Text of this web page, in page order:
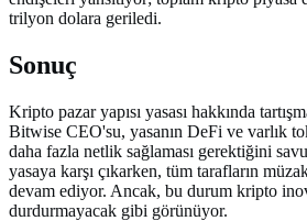
trilyon dolara geriledi.
Sonuç
Kripto pazar yapısı yasası hakkında
Bitwise CEO'su, yasanın DeFi ve varlık
daha fazla netlik sağlaması gerektiğini
yasaya karşı çıkarken, tüm tarafların
devam ediyor. Ancak, bu durum kripto
durdurmayacak gibi görünüyor.